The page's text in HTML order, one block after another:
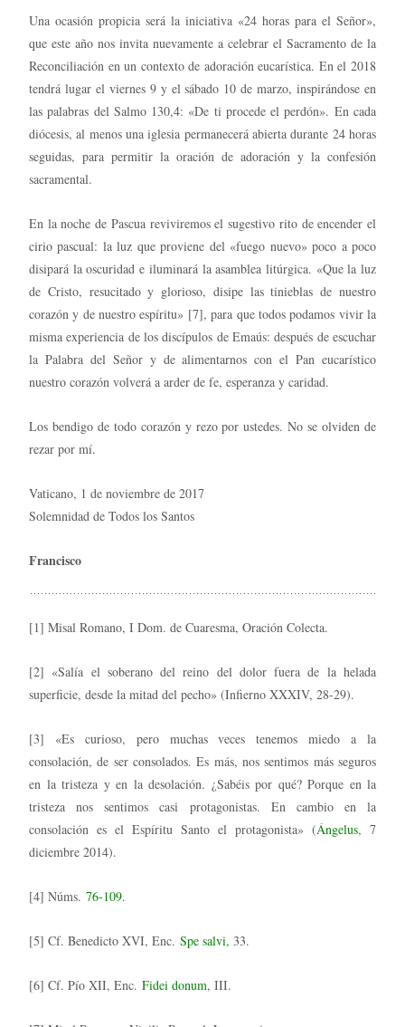
Una ocasión propicia será la iniciativa «24 horas para el Señor»,
que este año nos invita nuevamente a celebrar el Sacramento de la
Reconciliación en un contexto de adoración eucarística. En el 2018
tendrá lugar el viernes 9 y el sábado 10 de marzo, inspirándose en
las palabras del Salmo 130,4: «De ti procede el perdón». En cada
diócesis, al menos una iglesia permanecerá abierta durante 24 horas
seguidas, para permitir la oración de adoración y la confesión
sacramental.
En la noche de Pascua reviviremos el sugestivo rito de encender el
cirio pascual: la luz que proviene del «fuego nuevo» poco a poco
disipará la oscuridad e iluminará la asamblea litúrgica. «Que la luz
de Cristo, resucitado y glorioso, disipe las tinieblas de nuestro
corazón y de nuestro espíritu» [7], para que todos podamos vivir la
misma experiencia de los discípulos de Emaús: después de escuchar
la Palabra del Señor y de alimentarnos con el Pan eucarístico
nuestro corazón volverá a arder de fe, esperanza y caridad.
Los bendigo de todo corazón y rezo por ustedes. No se olviden de
rezar por mí.
Vaticano, 1 de noviembre de 2017
Solemnidad de Todos los Santos
Francisco
[1] Misal Romano, I Dom. de Cuaresma, Oración Colecta.
[2] «Salía el soberano del reino del dolor fuera de la helada
superficie, desde la mitad del pecho» (Infierno XXXIV, 28-29).
[3] «Es curioso, pero muchas veces tenemos miedo a la
consolación, de ser consolados. Es más, nos sentimos más seguros
en la tristeza y en la desolación. ¿Sabéis por qué? Porque en la
tristeza nos sentimos casi protagonistas. En cambio en la
consolación es el Espíritu Santo el protagonista» (Ángelus, 7
diciembre 2014).
[4] Núms. 76-109.
[5] Cf. Benedicto XVI, Enc. Spe salvi, 33.
[6] Cf. Pío XII, Enc. Fidei donum, III.